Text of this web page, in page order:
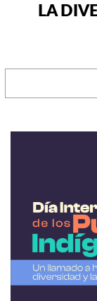
LA